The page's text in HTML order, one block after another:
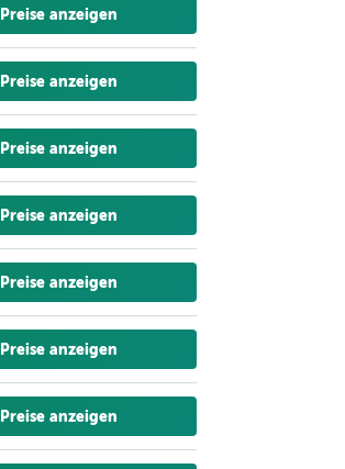
Preise anzeigen
Preise anzeigen
Preise anzeigen
Preise anzeigen
Preise anzeigen
Preise anzeigen
Preise anzeigen